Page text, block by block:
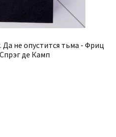
Да не опустится тьма - Фриц
де Камп